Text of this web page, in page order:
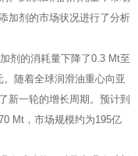
加剂的市场状况进行了分析
剂的消耗量下降了0.3 Mt至
随着全球润滑油重心向亚
新一轮的增长周期。 预计到
Mt，市场规模约为195亿